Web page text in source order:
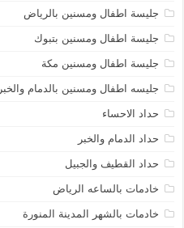
جليسة اطفال ومسنين بالرياض
جليسة اطفال ومسنين بتبوك
جليسة اطفال ومسنين مكة
جليسه اطفال ومسنين بالدمام والخبر
حداد الاحساء
حداد الدمام والخبر
حداد القطيف والجبيل
خادمات بالساعه الرياض
خادمات بالشهر المدينة المنورة